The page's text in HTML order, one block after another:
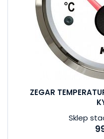
ZEGAR
Sklep